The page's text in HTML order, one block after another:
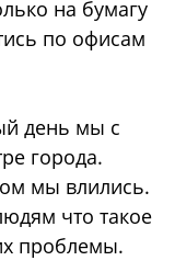
на бумагу
по офисам
день мы с
города.
мы влились.
что такое
проблемы.